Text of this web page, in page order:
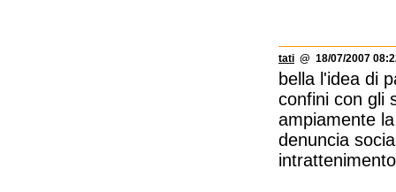
tati @ 18/07/2007
bella l'idea di
confini con gli
ampiamente
denuncia